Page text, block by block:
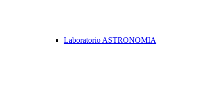
Laboratorio ASTRONOMIA